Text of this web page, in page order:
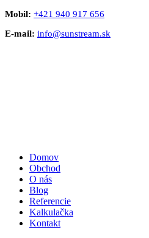
Mobil: +421 940 917 656
E-mail: info@sunstream.sk
Domov
Obchod
O nás
Blog
Referencie
Kalkulačka
Kontakt